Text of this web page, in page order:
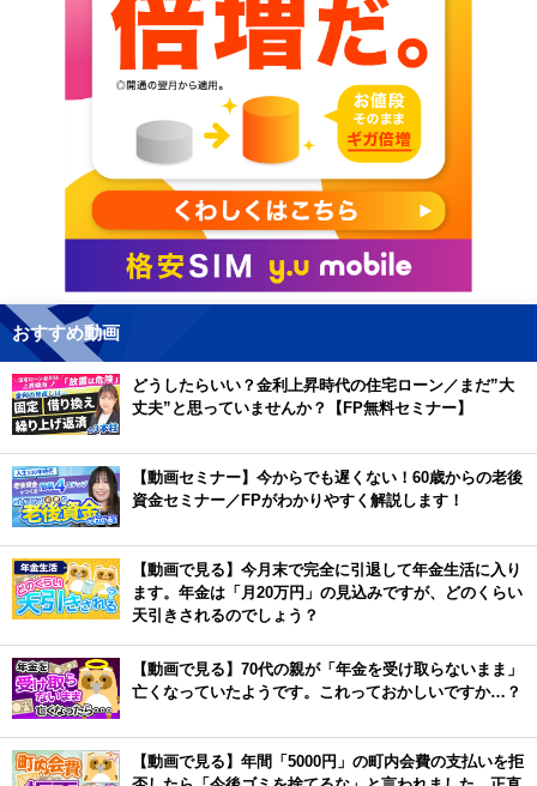
おすすめ動画
どうしたらいい？金利上昇時代の住宅ローン／まだ”大
丈夫”と思っていませんか？【FP無料セミナー】
【動画セミナー】今からでも遅くない！60歳からの老後
資金セミナー／FPがわかりやすく解説します！
【動画で見る】今月末で完全に引退して年金生活に入り
ます。年金は「月20万円」の見込みですが、どのくらい
天引きされるのでしょう？
【動画で見る】70代の親が「年金を受け取らないまま」
亡くなっていたようです。これっておかしいですか…？
【動画で見る】年間「5000円」の町内会費の支払いを拒